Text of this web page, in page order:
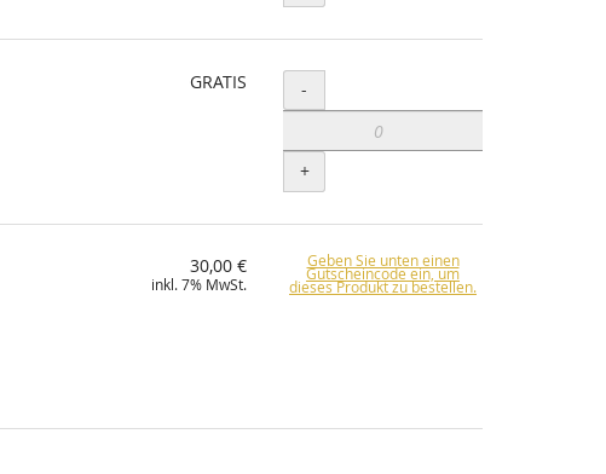
GRATIS Menge
-
+
30,00 €
inkl. 7% MwSt.
Geben Sie unten einen
Gutscheincode ein, um
dieses Produkt zu bestellen.